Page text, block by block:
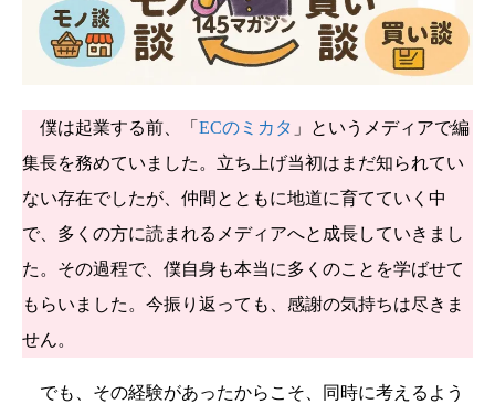
僕は起業する前、「 ECのミカタ 」というメディアで編
集長を務めていました。立ち上げ当初はまだ知られてい
ない存在でしたが、仲間とともに地道に育てていく中
で、多くの方に読まれるメディアへと成長していきまし
た。その過程で、僕自身も本当に多くのことを学ばせて
もらいました。今振り返っても、感謝の気持ちは尽きま
せん。
でも、その経験があったからこそ、同時に考えるよう